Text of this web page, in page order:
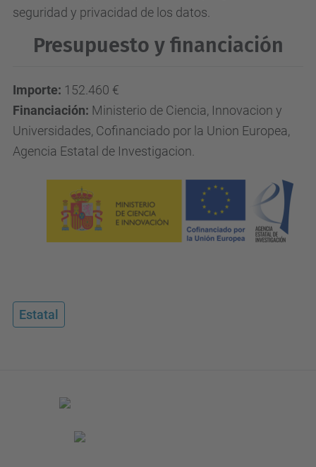
seguridad y privacidad de los datos.
Presupuesto y financiación
Importe: 152.460 €
Financiación: Ministerio de Ciencia, Innovacion y
Universidades, Cofinanciado por la Union Europea,
Agencia Estatal de Investigacion.
Estatal